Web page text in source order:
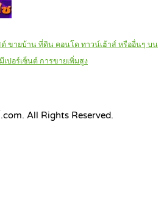
ขายบ้าน ที่ดิน คอนโด ทาวน์เฮ้าส์ หรืออื่นๆ บน
เปอร์เซ็นต์ การขายเพิ่มสูง
All Rights Reserved.